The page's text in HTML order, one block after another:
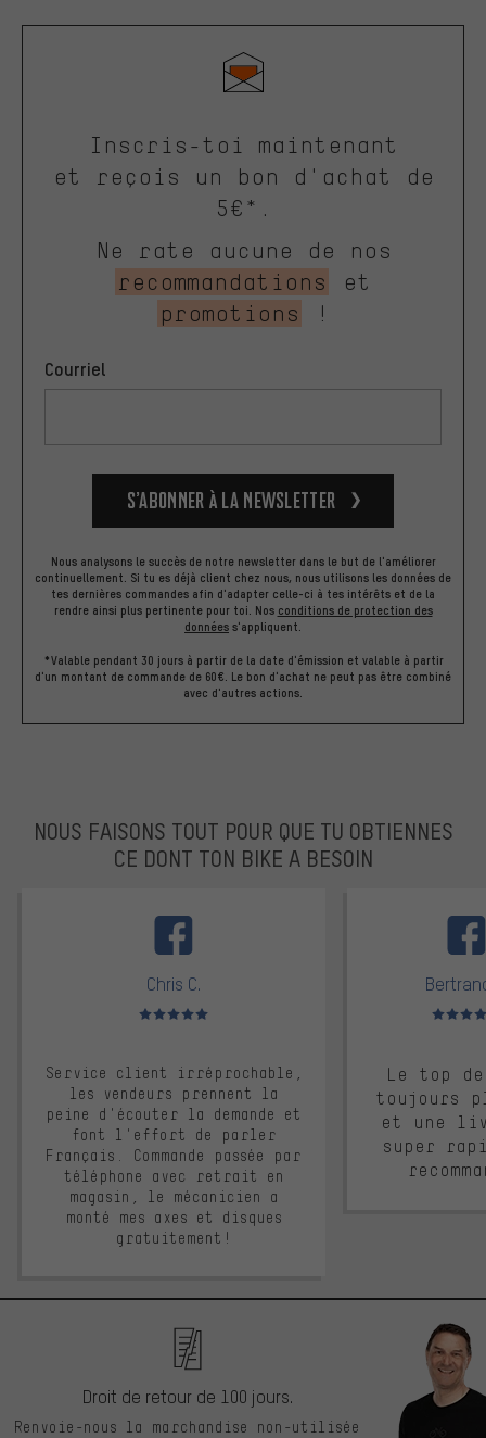
Inscris-toi maintenant
et reçois un bon d'achat de
5€*.
Ne rate aucune de nos
recommandations
et
promotions
!
Courriel
S’abonner à la newsletter
Nous analysons le succès de notre newsletter dans le but de l'améliorer
continuellement. Si tu es déjà client chez nous, nous utilisons les données de
tes dernières commandes afin d'adapter celle-ci à tes intérêts et de la
rendre ainsi plus pertinente pour toi. Nos conditions de protection des
données s'appliquent.
*Valable pendant 30 jours à partir de la date d'émission et valable à partir
d'un montant de commande de 60€. Le bon d'achat ne peut pas être combiné
avec d'autres actions.
NOUS FAISONS TOUT POUR QUE TU OBTIENNES
CE DONT TON BIKE A BESOIN
Chris C.
Note moyenne : 5 sur 5
Service client irréprochable,
les vendeurs prennent la
peine d'écouter la demande et
font l'effort de parler
Français. Commande passée par
téléphone avec retrait en
magasin, le mécanicien a
monté mes axes et disques
gratuitement!
Note
Le top
toujours
et une
super
Droit de retour de 100 jours.
Renvoie-nous la marchandise non-utilisée